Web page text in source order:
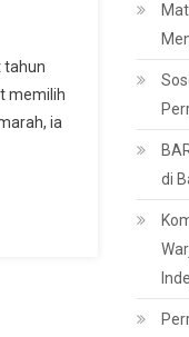
tahun
memilih
ia
di